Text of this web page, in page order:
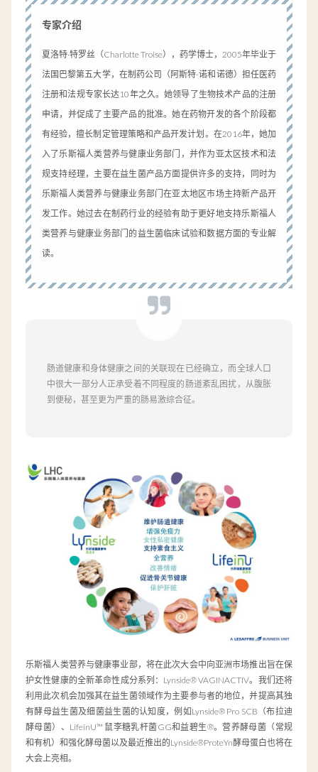
专家介绍
夏洛特·特罗丝（Charlotte Troise），药学博士，2005年毕业于
法国巴黎第五大学，在制药公司（阿斯特-诺和诺德）担任医药
注册和法规专家长达10年之久。她领导了生物技术产品的注册
申请，并促成了主要产品的批准。她在药物开发的各个阶段都
有经验，擅长制定管理策略和产品开发计划。在2016年，她加
入了乐斯福人类营养与健康业务部门，并作为亚太区技术和法
规支持经理，主要在益生菌产品方面提供许多的支持，同时为
乐斯福人类营养与健康业务部门在亚太地区市场主持新产品开
发工作。她过去在制药行业的经验有助于更好地支持乐斯福人
类营养与健康业务部门的益生菌临床试验和数据方面的专业解
读。
肠道健康和身体健康之间的关联现在已经确立，而全球人口
中很大一部分人正承受着不同程度的肠道紊乱困扰，从腹胀
到便秘，甚至更为严重的肠易激综合征。
乐斯福人类营养与健康事业部，将在此次大会中向亚洲市场推出旨在保
护女性健康的全新革命性成分系列：Lynside® VAGINACTIV。我们还将
利用此次机会加强其在益生菌领域作为主要参与者的地位，并提高其独
有酵母益生菌及细菌益生菌的认知度，例如Lynside® Pro SCB（布拉迪
酵母菌）、LifeinU™ 鼠李糖乳杆菌GG和益碧生®。营养酵母菌（常规
和有机）和强化酵母菌以及最近推出的Lynside®ProteYn酵母蛋白也将在
大会上亮相。